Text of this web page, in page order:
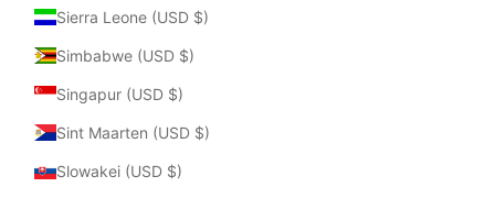
Sierra Leone (USD $)
Simbabwe (USD $)
Singapur (USD $)
Sint Maarten (USD $)
Slowakei (USD $)